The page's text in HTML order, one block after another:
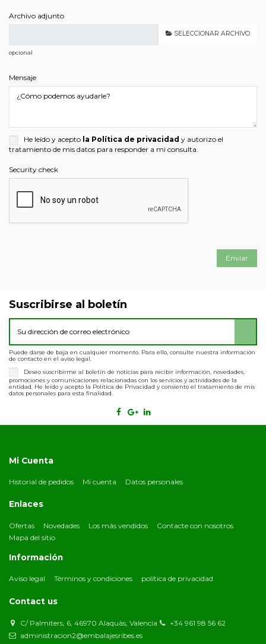
Archivo adjunto
SELECCIONAR ARCHIVO
opcional
Mensaje
He leído y acepto la Política de privacidad y autorizo el
tratamiento de mis datos para responder a mi consulta.
Security check
Suscribirse al boletín
Puede darse de baja en cualquier momento. Para ello, consulte nuestra información
de contacto en el aviso legal.
Deseo suscribirme al boletín de noticias para recibir información, novedades,
promociones y comunicaciones relacionadas con los servicios y actividades de la
entidad. He leído y acepto la Política de Privacidad y consiento el tratamiento de mis
datos personales para esta finalidad.
Mi Cuenta
Historial de pedidos Mi cuenta Datos personales
Enlaces
Ofertas Novedades Los más vendidos
Contacte con nosotros
Mapa del sitio
Información
Aviso legal Términos y condiciones política de privacidad
Contact us
C/ Palmiters, 6, 46970 Alaquàs, Valencia
+34 961 98 56 62
administracion2@embalajesribes.es